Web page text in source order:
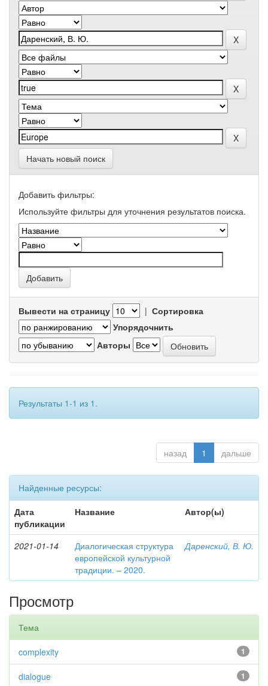
Начать новый поиск
Добавить фильтры:
Используйте фильтры для уточнения результатов поиска.
Вывести на страницу | Сортировка
Упорядочнить
Авторы
Результаты 1-1 из 1.
назад 1 дальше
Найденные ресурсы:
Дата
публикации
Название Автор(ы)
2021-01-14
Диалогическая структура
европейской культурной
традиции. – 2020.
Даренский, В. Ю.
Просмотр
Тема
1
complexity
1
dialogue